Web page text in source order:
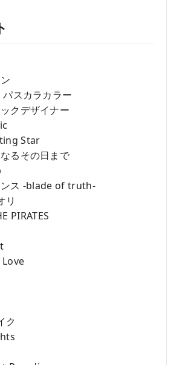
スカラカラー
クデザイナー
Star
るその日まで
ンス -blade of truth-
リ
PIRATES
ク